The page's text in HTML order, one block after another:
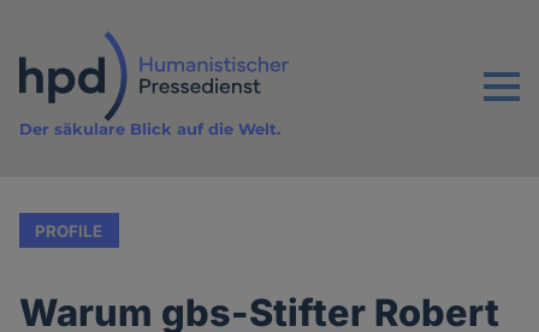
Inhalt
Menu
Der säkulare Blick auf die Welt.
PROFILE
Warum gbs-Stifter Robert